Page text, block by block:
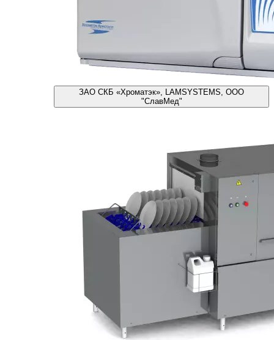
ЗАО СКБ «Хроматэк», LAMSYSTEMS, ООО
"СлавМед"